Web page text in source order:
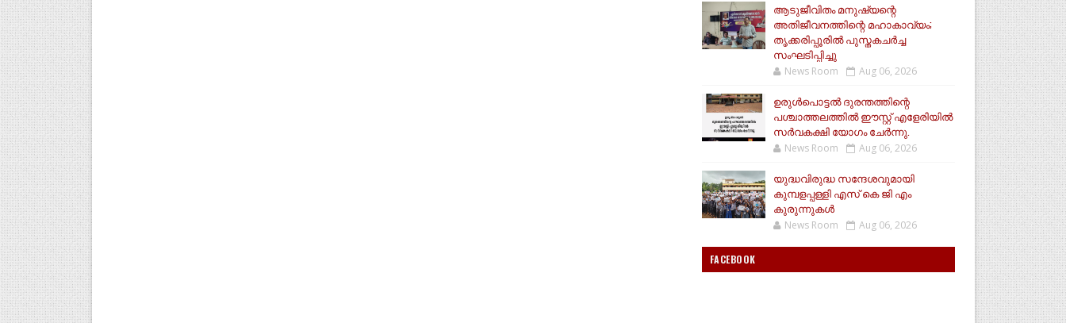
ആടുജീവിതം മനുഷ്യന്റെ
അതിജീവനത്തിന്റെ മഹാകാവ്യം;
തൃക്കരിപ്പൂരിൽ പുസ്തകചർച്ച
സംഘടിപ്പിച്ചു
News Room Aug 06, 2026
ഉരുൾപൊട്ടൽ ദുരന്തത്തിന്റെ
പശ്ചാത്തലത്തിൽ ഈസ്റ്റ്‌ എളേരിയിൽ
സർവകക്ഷി യോഗം ചേർന്നു.
News Room Aug 06, 2026
യുദ്ധവിരുദ്ധ സന്ദേശവുമായി
കുമ്പളപ്പള്ളി എസ് കെ ജി എം
കുരുന്നുകൾ
News Room Aug 06, 2026
FACEBOOK